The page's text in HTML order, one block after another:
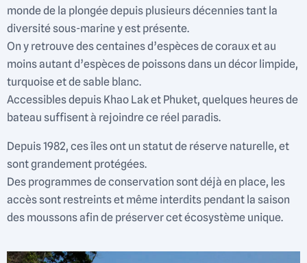
monde de la plongée depuis plusieurs décennies tant la
diversité sous-marine y est présente.
On y retrouve des centaines d’espèces de coraux et au
moins autant d’espèces de poissons dans un décor limpide,
turquoise et de sable blanc.
Accessibles depuis Khao Lak et Phuket, quelques heures de
bateau suffisent à rejoindre ce réel paradis.
Depuis 1982, ces îles ont un statut de réserve naturelle, et
sont grandement protégées.
Des programmes de conservation sont déjà en place, les
accès sont restreints et même interdits pendant la saison
des moussons afin de préserver cet écosystème unique.